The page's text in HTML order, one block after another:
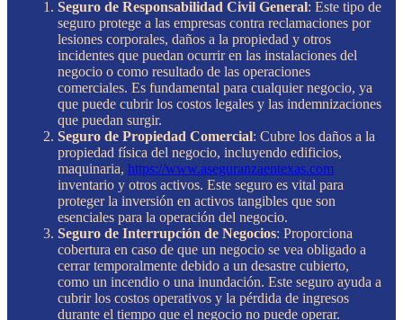
Seguro de Responsabilidad Civil General: Este tipo de
seguro protege a las empresas contra reclamaciones por
lesiones corporales, daños a la propiedad y otros
incidentes que puedan ocurrir en las instalaciones del
negocio o como resultado de las operaciones
comerciales. Es fundamental para cualquier negocio, ya
que puede cubrir los costos legales y las indemnizaciones
que puedan surgir.
Seguro de Propiedad Comercial: Cubre los daños a la
propiedad física del negocio, incluyendo edificios,
maquinaria, https://www.aseguranzaentexas.com
inventario y otros activos. Este seguro es vital para
proteger la inversión en activos tangibles que son
esenciales para la operación del negocio.
Seguro de Interrupción de Negocios: Proporciona
cobertura en caso de que un negocio se vea obligado a
cerrar temporalmente debido a un desastre cubierto,
como un incendio o una inundación. Este seguro ayuda a
cubrir los costos operativos y la pérdida de ingresos
durante el tiempo que el negocio no puede operar.